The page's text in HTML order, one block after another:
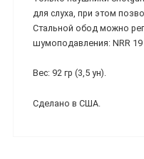
для слуха, при этом
Стальной обод можно
шумоподавления: NRR 19
Вес: 92 гр (3,5 ун).
Сделано в США.